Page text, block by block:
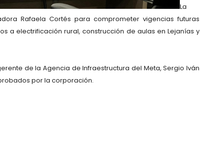
La
Rafaela Cortés para comprometer vigencias futuras
aelectrificación rural,construcción de aulas en Lejanías y
de laAgencia de Infraestructura del Meta,Sergio Iván
por la corporación.